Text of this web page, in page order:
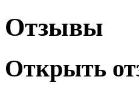
Отзывы
Открыть